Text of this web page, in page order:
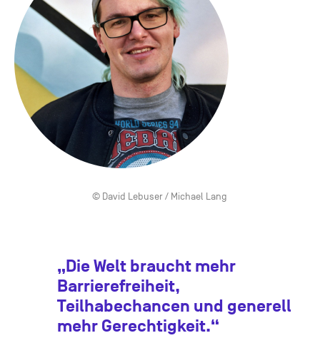
© David Lebuser / Michael Lang
„Die Welt braucht mehr
Barrierefreiheit,
Teilhabechancen und generell
mehr Gerechtigkeit.“